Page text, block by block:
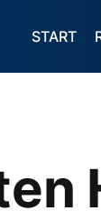
START